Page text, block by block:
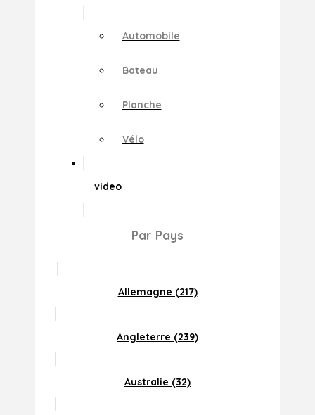
Automobile
Bateau
Planche
Vélo
video
Par Pays
Allemagne (217)
Angleterre (239)
Australie (32)